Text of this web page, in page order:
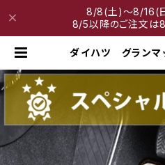
8/8(土)～8/16(
8/5以降のご注文は
ダイハツ グラン
一式 カーマット